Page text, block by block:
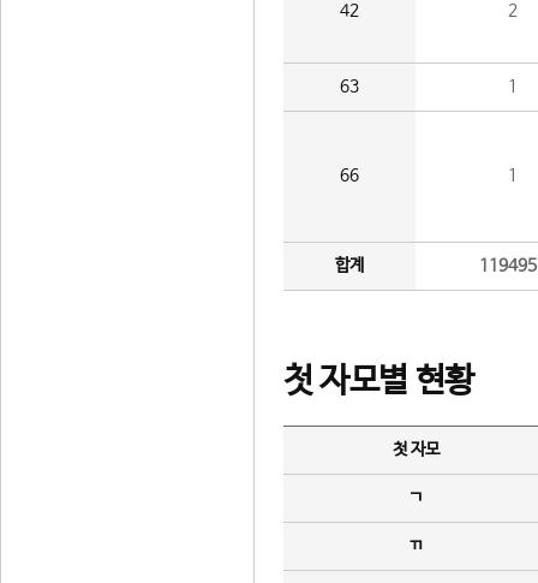
42 2
63 1
66 1
합계
첫 자모별 현황
첫 자모
ㄱ
ㄲ